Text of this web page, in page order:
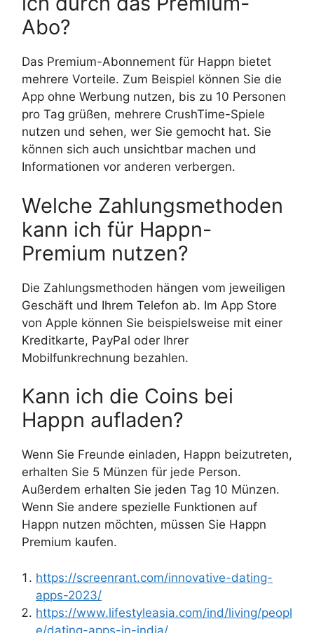
Abo?
Das Premium-Abonnement für Happn bietet
mehrere Vorteile. Zum Beispiel können Sie die
App ohne Werbung nutzen, bis zu 10 Personen
pro Tag grüßen, mehrere CrushTime-Spiele
nutzen und sehen, wer Sie gemocht hat. Sie
können sich auch unsichtbar machen und
Informationen vor anderen verbergen.
Welche Zahlungsmethoden
kann ich für Happn-
Premium nutzen?
Die Zahlungsmethoden hängen vom jeweiligen
Geschäft und Ihrem Telefon ab. Im App Store
von Apple können Sie beispielsweise mit einer
Kreditkarte, PayPal oder Ihrer
Mobilfunkrechnung bezahlen.
Kann ich die Coins bei
Happn aufladen?
Wenn Sie Freunde einladen, Happn beizutreten,
erhalten Sie 5 Münzen für jede Person.
Außerdem erhalten Sie jeden Tag 10 Münzen.
Wenn Sie andere spezielle Funktionen auf
Happn nutzen möchten, müssen Sie Happn
Premium kaufen.
https://screenrant.com/innovative-dating-
apps-2023/
https://www.lifestyleasia.com/ind/living/peopl
e/dating-apps-in-india/